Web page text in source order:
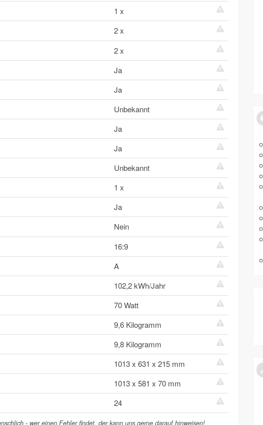
1 x
2 x
2 x
Ja
Ja
Unbekannt
Ja
Ja
Unbekannt
1 x
Ja
Nein
16:9
A
102,2 kWh/Jahr
70 Watt
9,6 Kilogramm
9,8 Kilogramm
1013 x 631 x 215 mm
1013 x 581 x 70 mm
24
- wer einen Fehler findet, der kann uns gerne darauf hinweisen!